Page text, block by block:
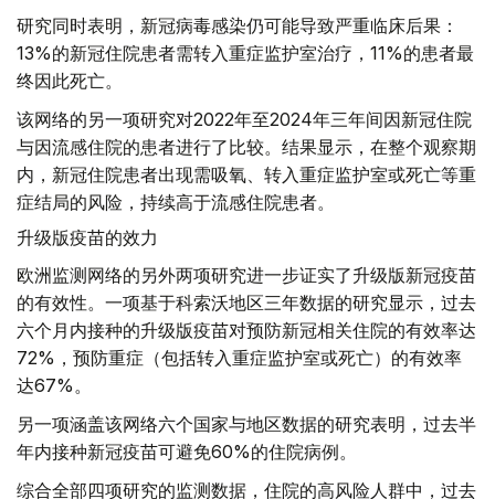
研究同时表明，新冠病毒感染仍可能导致严重临床后果：
13%的新冠住院患者需转入重症监护室治疗，11%的患者最
终因此死亡。
该网络的另一项研究对2022年至2024年三年间因新冠住院
与因流感住院的患者进行了比较。结果显示，在整个观察期
内，新冠住院患者出现需吸氧、转入重症监护室或死亡等重
症结局的风险，持续高于流感住院患者。
升级版疫苗的效力
欧洲监测网络的另外两项研究进一步证实了升级版新冠疫苗
的有效性。一项基于科索沃地区三年数据的研究显示，过去
六个月内接种的升级版疫苗对预防新冠相关住院的有效率达
72%，预防重症（包括转入重症监护室或死亡）的有效率
达67%。
另一项涵盖该网络六个国家与地区数据的研究表明，过去半
年内接种新冠疫苗可避免60%的住院病例。
综合全部四项研究的监测数据，住院的高风险人群中，过去